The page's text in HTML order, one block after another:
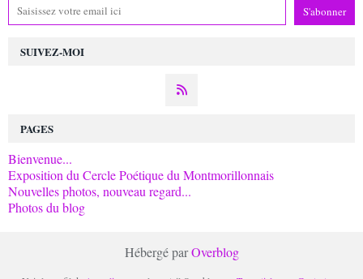
SUIVEZ-MOI
PAGES
Bienvenue...
Exposition du Cercle Poétique du Montmorillonnais
Nouvelles photos, nouveau regard...
Photos du blog
Hébergé parOverblog